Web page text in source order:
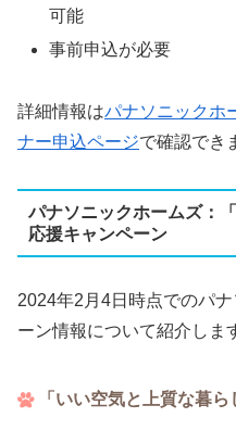
可能
事前申込が必要
詳細情報はパナソニックホ
ナー申込ページで確認でき
パナソニックホームズ：
応援キャンペーン
2024年2月4日時点でのパ
ーン情報について紹介しま
「いい空気と上質な暮